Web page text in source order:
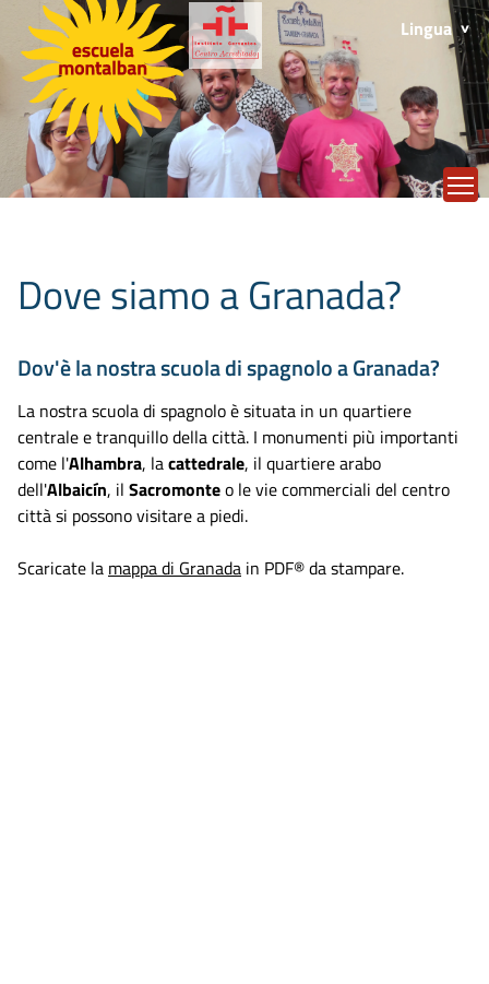
Lingua
Dove siamo a Granada?
Dov'è la nostra scuola di spagnolo a Granada?
La nostra scuola di spagnolo è situata in un quartiere
centrale e tranquillo della città. I monumenti più importanti
come l'Alhambra, lacattedrale, il quartiere arabo
dell'Albaicín, il Sacromonteo le vie commerciali del centro
città si possono visitare a piedi.
Scaricate la mappa di Granada in PDF® da stampare.